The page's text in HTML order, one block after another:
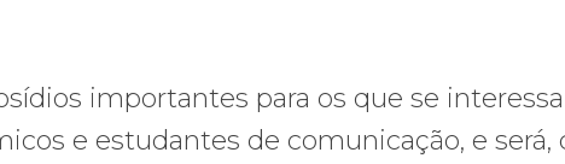
importantes para os que se
e estudantes de comunicação, e será,